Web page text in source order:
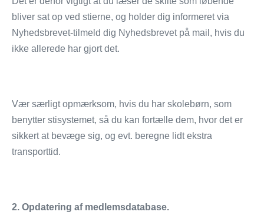
bliver sat op ved stierne, og holder dig informeret via
Nyhedsbrevet-tilmeld dig Nyhedsbrevet på mail, hvis du
ikke allerede har gjort det.
Vær særligt opmærksom, hvis du har skolebørn, som
benytter stisystemet, så du kan fortælle dem, hvor det er
sikkert at bevæge sig, og evt. beregne lidt ekstra
transporttid.
2. Opdatering af medlemsdatabase.